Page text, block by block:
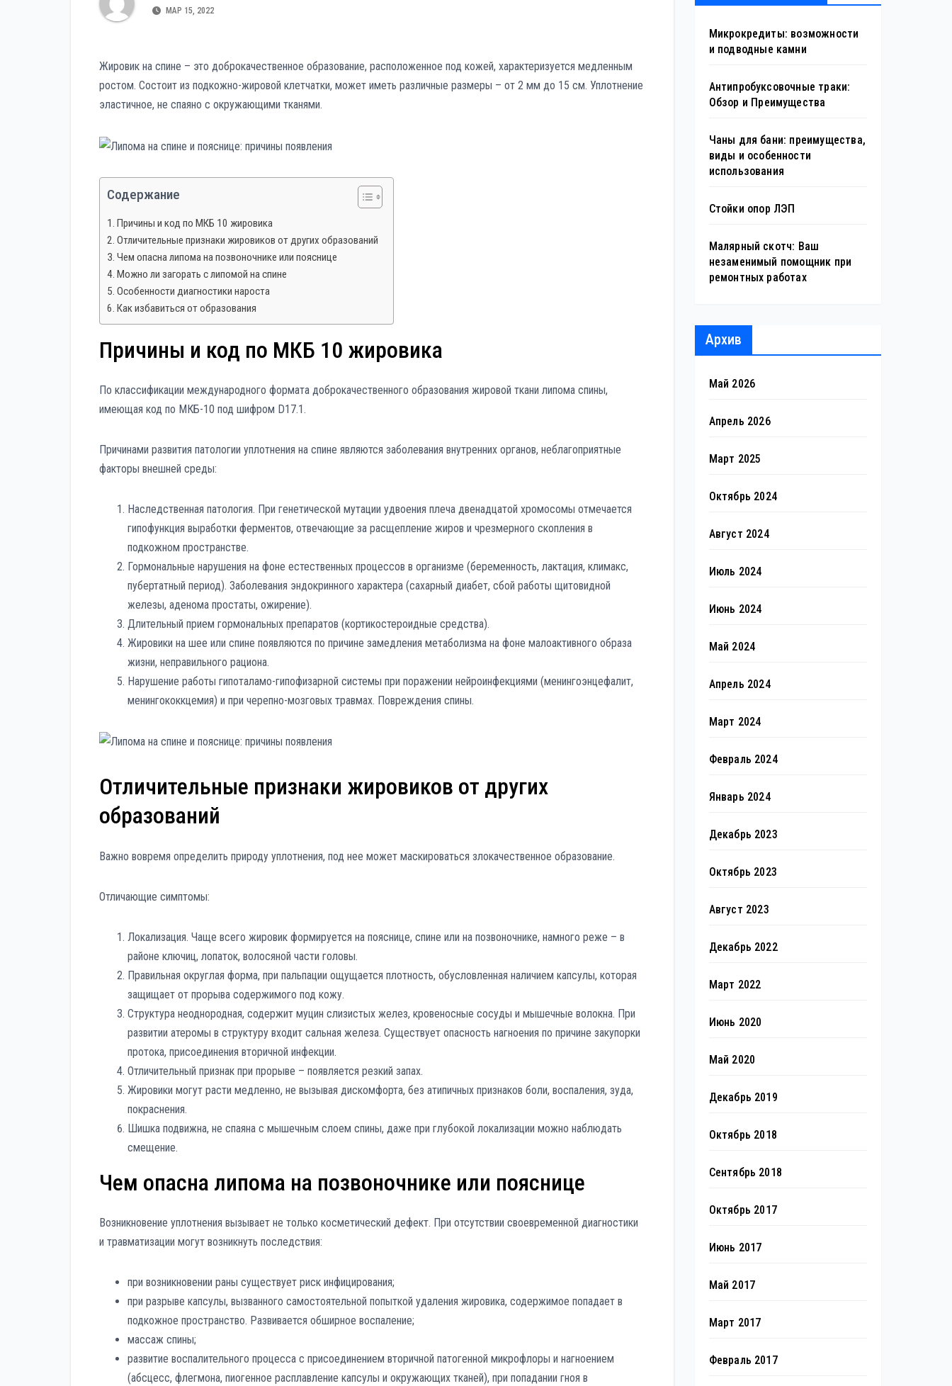
МАР 15, 2022
Жировик на спине – это доброкачественное образование, расположенное под кожей, характеризуется медленным
ростом. Состоит из подкожно-жировой клетчатки, может иметь различные размеры – от 2 мм до 15 см. Уплотнение
эластичное, не спаяно с окружающими тканями.
Содержание
Причины и код по МКБ 10 жировика
Отличительные признаки жировиков от других образований
Чем опасна липома на позвоночнике или пояснице
Можно ли загорать с липомой на спине
Особенности диагностики нароста
Как избавиться от образования
Причины и код по МКБ 10 жировика
По классификации международного формата доброкачественного образования жировой ткани липома спины,
имеющая код по МКБ-10 под шифром D17.1.
Причинами развития патологии уплотнения на спине являются заболевания внутренних органов, неблагоприятные
факторы внешней среды:
Наследственная патология. При генетической мутации удвоения плеча двенадцатой хромосомы отмечается
гипофункция выработки ферментов, отвечающие за расщепление жиров и чрезмерного скопления в
подкожном пространстве.
Гормональные нарушения на фоне естественных процессов в организме (беременность, лактация, климакс,
пубертатный период). Заболевания эндокринного характера (сахарный диабет, сбой работы щитовидной
железы, аденома простаты, ожирение).
Длительный прием гормональных препаратов (кортикостероидные средства).
Жировики на шее или спине появляются по причине замедления метаболизма на фоне малоактивного образа
жизни, неправильного рациона.
Нарушение работы гипоталамо-гипофизарной системы при поражении нейроинфекциями (менингоэнцефалит,
менингококкцемия) и при черепно-мозговых травмах. Повреждения спины.
Отличительные признаки жировиков от других
образований
Важно вовремя определить природу уплотнения, под нее может маскироваться злокачественное образование.
Отличающие симптомы:
Локализация. Чаще всего жировик формируется на пояснице, спине или на позвоночнике, намного реже – в
районе ключиц, лопаток, волосяной части головы.
Правильная округлая форма, при пальпации ощущается плотность, обусловленная наличием капсулы, которая
защищает от прорыва содержимого под кожу.
Структура неоднородная, содержит муцин слизистых желез, кровеносные сосуды и мышечные волокна. При
развитии атеромы в структуру входит сальная железа. Существует опасность нагноения по причине закупорки
протока, присоединения вторичной инфекции.
Отличительный признак при прорыве – появляется резкий запах.
Жировики могут расти медленно, не вызывая дискомфорта, без атипичных признаков боли, воспаления, зуда,
покраснения.
Шишка подвижна, не спаяна с мышечным слоем спины, даже при глубокой локализации можно наблюдать
смещение.
Чем опасна липома на позвоночнике или пояснице
Возникновение уплотнения вызывает не только косметический дефект. При отсутствии своевременной диагностики
и травматизации могут возникнуть последствия:
при возникновении раны существует риск инфицирования;
при разрыве капсулы, вызванного самостоятельной попыткой удаления жировика, содержимое попадает в
подкожное пространство. Развивается обширное воспаление;
массаж спины;
развитие воспалительного процесса с присоединением вторичной патогенной микрофлоры и нагноением
(абсцесс, флегмона, пиогенное расплавление капсулы и окружающих тканей), при попадании гноя в
Микрокредиты: возможности
и подводные камни
Антипробуксовочные траки:
Обзор и Преимущества
Чаны для бани: преимущества,
виды и особенности
использования
Стойки опор ЛЭП
Малярный скотч: Ваш
незаменимый помощник при
ремонтных работах
Архив
Май 2026
Апрель 2026
Март 2025
Октябрь 2024
Август 2024
Июль 2024
Июнь 2024
Май 2024
Апрель 2024
Март 2024
Февраль 2024
Январь 2024
Декабрь 2023
Октябрь 2023
Август 2023
Декабрь 2022
Март 2022
Июнь 2020
Май 2020
Декабрь 2019
Октябрь 2018
Сентябрь 2018
Октябрь 2017
Июнь 2017
Май 2017
Март 2017
Февраль 2017